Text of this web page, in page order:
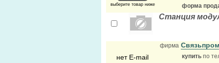
выберите товар ниже
форма
Станция
нет E-mail
фирма
купить по